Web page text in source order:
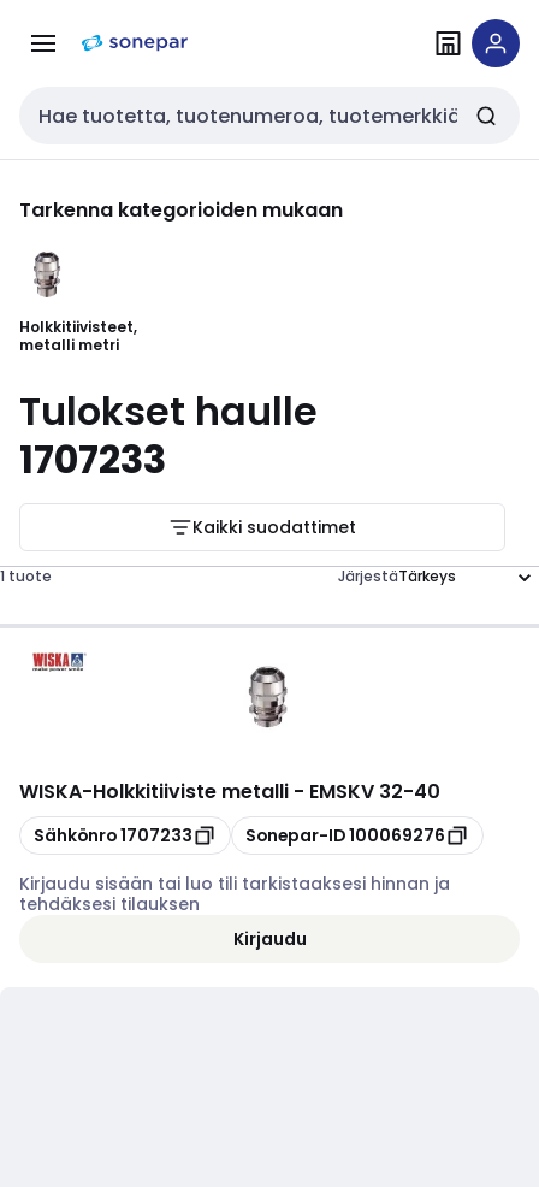
navigointiinsisältöön
Haku
Tarkenna kategorioiden mukaan
Holkkitiivisteet,
metalli metri
Tulokset haulle
1707233
Kaikki suodattimet
1 tuote Järjestä
WISKA-Holkkitiiviste metalli - EMSKV 32-40
Kopioi
Sähkönro1707233 Kopioi
Sonepar-ID100069276
Kirjaudu sisään tai luo tili tarkistaaksesi hinnan ja
tehdäksesi tilauksen
Kirjaudu